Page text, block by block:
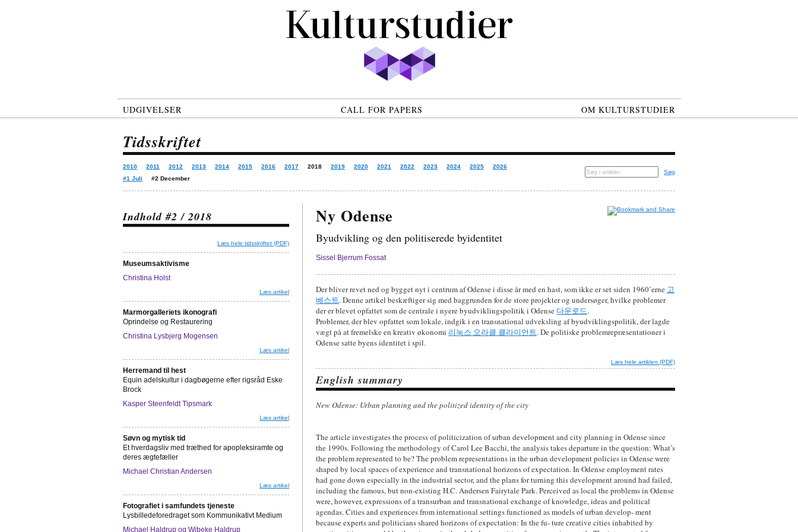
UDGIVELSER CALL FOR PAPERS OM KULTURSTUDIER
Tidsskriftet
2010 2011 2012 2013 2014 2015 2016 2017 2018 2019 2020 2021 2022 2023 2024 2025
2026
#1 Juli
#2 December
Søg
Indhold #2 / 2018
Læs hele tidsskriftet (PDF)
Museumsaktivisme
Christina Holst
Læs artikel
Marmorgalleriets ikonografi
Oprindelse og Restaurering
Christina Lysbjerg Mogensen
Læs artikel
Herremand til hest
Equin adelskultur i dagbøgerne efter rigsråd Eske
Brock
Kasper Steenfeldt Tipsmark
Læs artikel
Søvn og mytisk tid
Et hverdagsliv med træthed for apopleksiramte og
deres ægtefæller
Michael Christian Andersen
Læs artikel
Fotografiet i samfundets tjeneste
Lysbilledeforedraget som Kommunikativt Medium
Michael Haldrup og Wibeke Haldrup
Ny Odense
Byudvikling og den politiserede byidentitet
Sissel Bjerrum Fossat
Der bliver revet ned og bygget nyt i centrum af Odense i disse år med en hast, som ikke er set siden 1960’erne 고
베스트. Denne artikel beskæftiger sig med baggrunden for de store projekter og undersøger, hvilke problemer
der er blevet opfattet som de centrale i nyere byudviklingspolitik i Odense 다운로드.
Problemer, der blev opfattet som lokale, indgik i en transnational udveksling af byudviklingspolitik, der lagde
vægt på at fremelske en kreativ økonomi 리눅스 오라클 클라이언트. De politiske problemrepræsentationer i
Odense satte byens identitet i spil.
Læs hele artiklen (PDF)
English summary
New Odense: Urban planning and the politized identity of the city
The article investigates the process of politicization of urban development and city planning in Odense since
the 1990s. Following the methodology of Carol Lee Bacchi, the analysis takes departure in the question: What’s
the problem represented to be? The problem representations in the urban development policies in Odense were
shaped by local spaces of experience and transnational horizons of expectation. In Odense employment rates
had gone down especially in the industrial sector, and the plans for turning this development around had failed,
including the famous, but non-existing H.C. Andersen Fairytale Park. Perceived as local the problems in Odense
were, however, expressions of a transurban and transnational exchange of knowledge, ideas and political
agendas. Cities and experiences from international settings functioned as models of urban develop- ment
because experts and politicians shared horizons of expectation: In the fu- ture creative cities inhabited by